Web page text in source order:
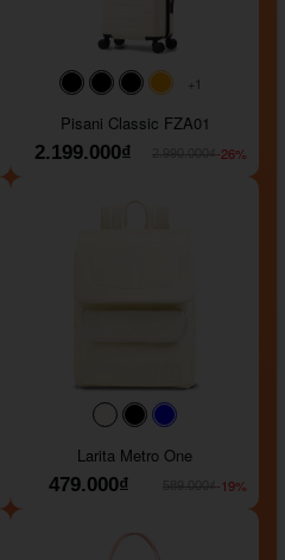
#000000#000000#000000
+1
Pisani Classic FZA01
2.199.000₫
-26%
#faf0e6#000000
Larita Metro One
479.000₫
-19%